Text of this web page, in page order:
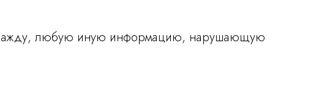
любую иную информацию, нарушающую